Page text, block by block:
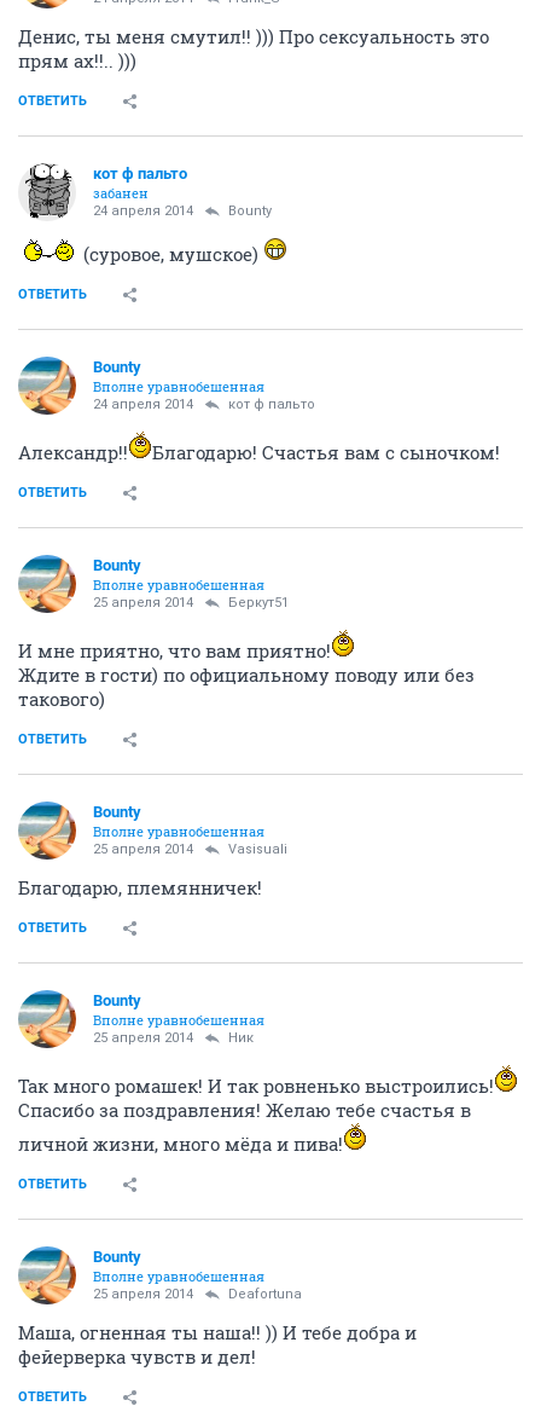
Денис, ты меня смутил!! ))) Про сексуальность это
прям ах!!.. )))
ОТВЕТИТЬ
кот ф пальто
забанен
24 апреля 2014 Bounty
(суровое, мушское)
ОТВЕТИТЬ
Bounty
Вполне уравнобешенная
24 апреля 2014 кот ф пальто
Александр!! Благодарю! Счастья вам с сыночком!
ОТВЕТИТЬ
Bounty
Вполне уравнобешенная
25 апреля 2014 Беркут51
И мне приятно, что вам приятно!
Ждите в гости) по официальному поводу или без
такового)
ОТВЕТИТЬ
Bounty
Вполне уравнобешенная
25 апреля 2014 Vasisuali
Благодарю, племянничек!
ОТВЕТИТЬ
Bounty
Вполне уравнобешенная
25 апреля 2014 Ник
Так много ромашек! И так ровненько выстроились!
Спасибо за поздравления! Желаю тебе счастья в
личной жизни, много мёда и пива!
ОТВЕТИТЬ
Bounty
Вполне уравнобешенная
25 апреля 2014 Deafortuna
Маша, огненная ты наша!! )) И тебе добра и
фейерверка чувств и дел!
ОТВЕТИТЬ